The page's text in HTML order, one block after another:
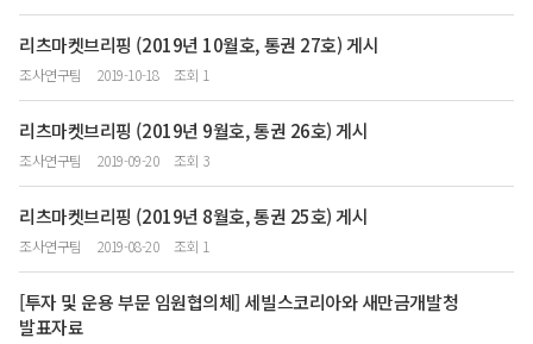
리츠마켓브리핑 (2019년 10월호, 통권 27호) 게시
조사연구팀 2019-10-18 조회 1
리츠마켓브리핑 (2019년 9월호, 통권 26호) 게시
조사연구팀 2019-09-20 조회 3
리츠마켓브리핑 (2019년 8월호, 통권 25호) 게시
조사연구팀 2019-08-20 조회 1
[투자 및 운용 부문 임원협의체] 세빌스코리아와 새만금개발청
발표자료